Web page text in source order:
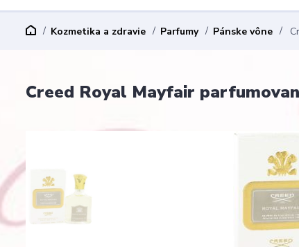
Kozmetika a zdravie Parfumy Pánske vône
Creed Royal Mayfair